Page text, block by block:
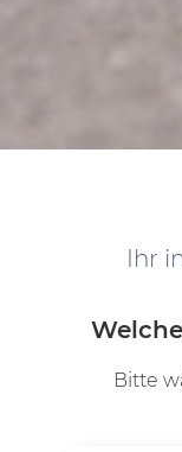
Ihr
Bitte